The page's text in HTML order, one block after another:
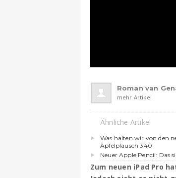
Roman van
mehr Artikel
Ähnliche Artikel
Was halten wir von den
Apfelplausch 340
Neuer Apple Pencil: Das
Zum neuen iPad Pro